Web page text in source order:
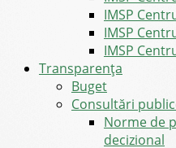
IMSP
IMSP
IMSP
Transparența
Buget
Consultări
Norme de
decizional